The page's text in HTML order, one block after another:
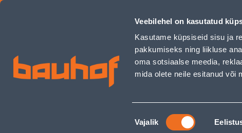
Veebilehel on kasutatud
Kasutame küpsiseid sisu ja
pakkumiseks ning liikluse
oma sotsiaalse meedia,
mida olete neile esitanud või
Nõusoleku
valik
Vajalik
SUITSULAAST YAKINIKU LEPP - Bauhof has loaded
Äriklienditeenindus Klienditeenindus
KAMPAANIAD